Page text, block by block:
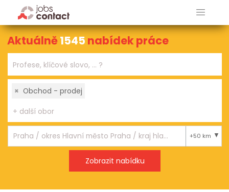
Aktuálně1545 nabídek práce
× Obchod - prodej
+50 km